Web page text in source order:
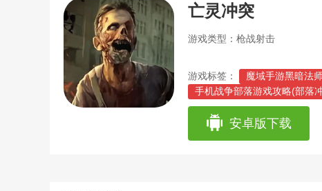
亡灵冲突
游戏类型：枪战射击
游戏标签：
魔域手游黑暗法
手机战争部落游戏攻略(部落
游戏蜂窝部落冲突新手教程(
单机游戏部落王攻略(部落冲
游戏蜂窝部落冲突新手教程(
安卓版下载